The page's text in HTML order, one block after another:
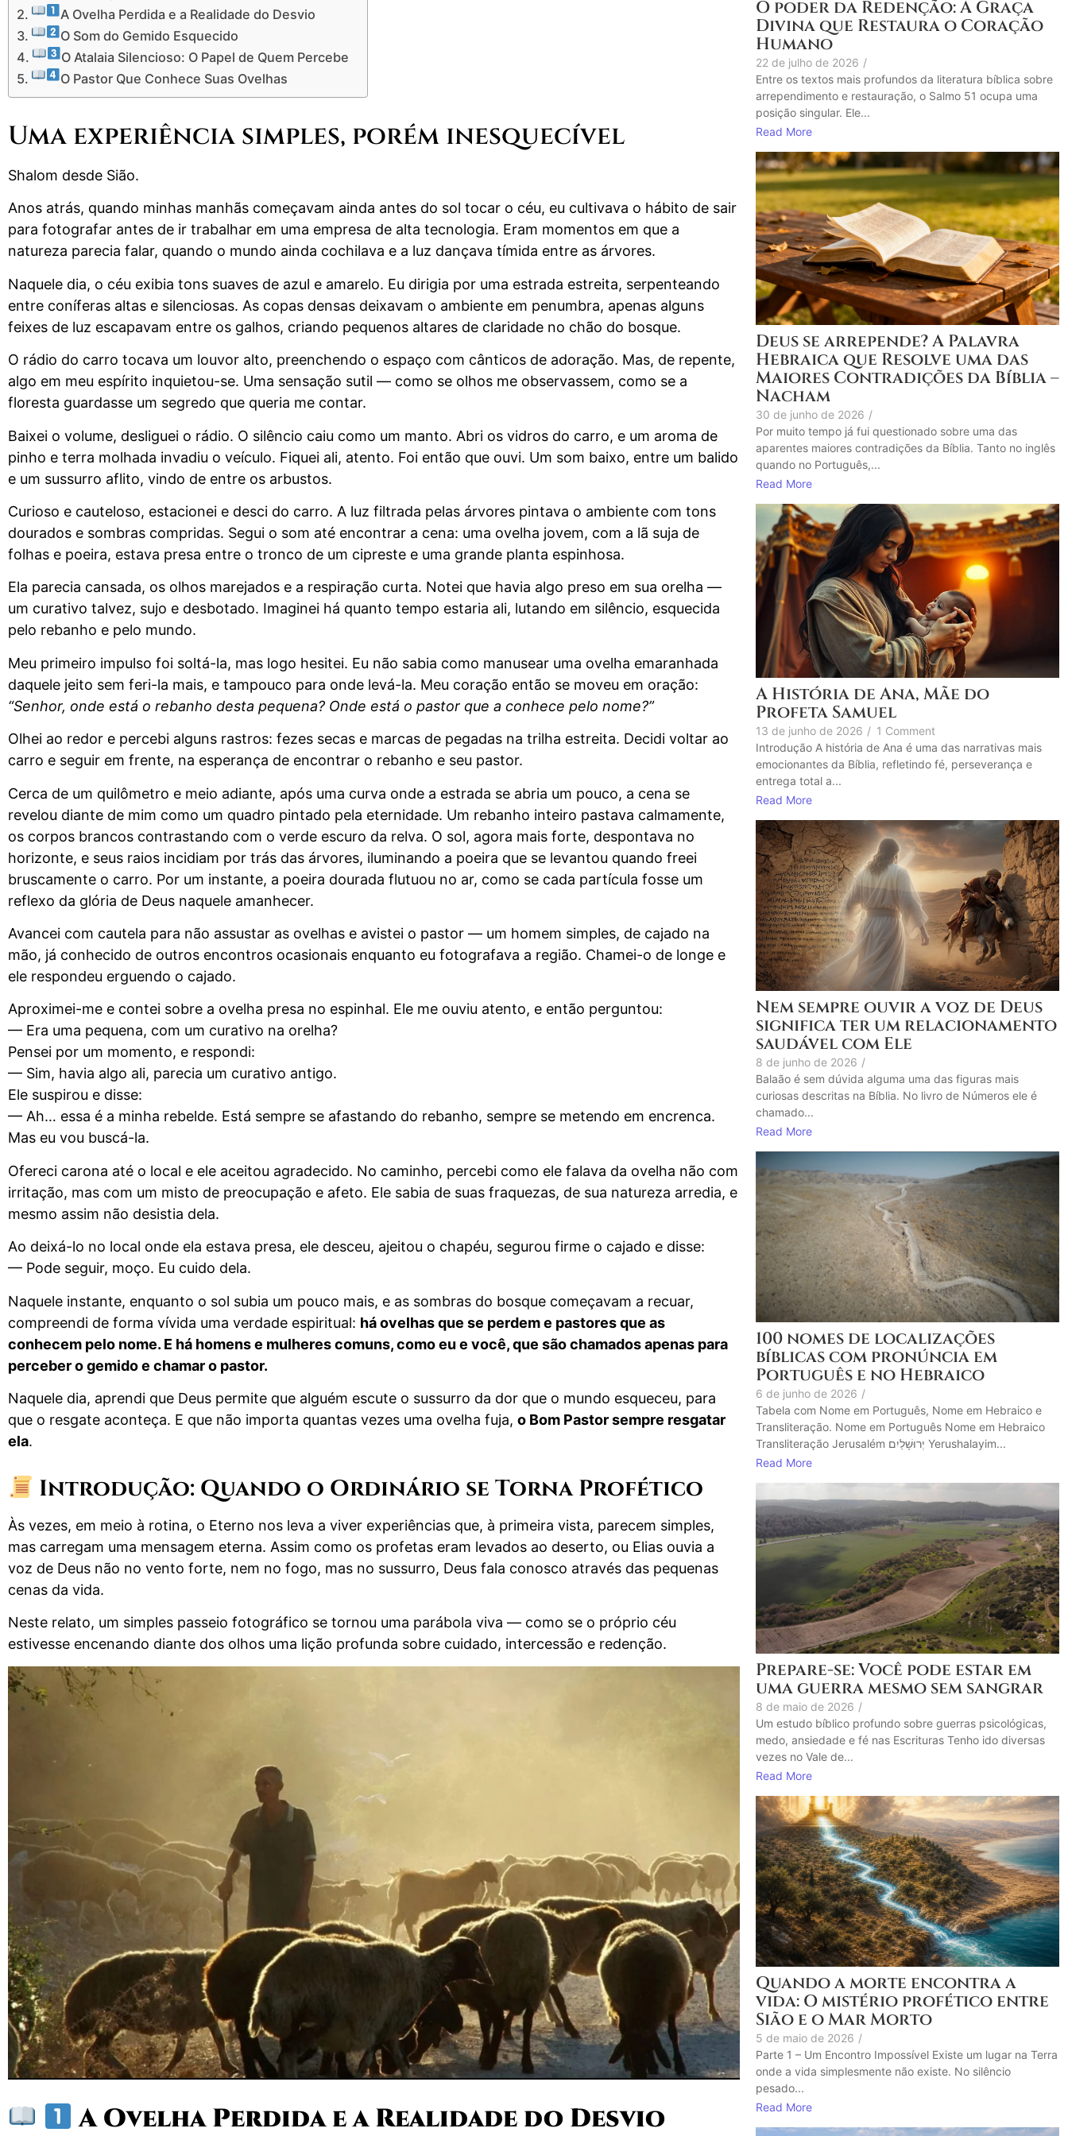
A Ovelha Perdida e a Realidade do Desvio
O Som do Gemido Esquecido
O Atalaia Silencioso: O Papel de Quem Percebe
O Pastor Que Conhece Suas Ovelhas
Uma experiência simples, porém inesquecível
Shalom desde Sião.
Anos atrás, quando minhas manhãs começavam ainda antes do sol tocar o céu, eu cultivava o hábito de sair
para fotografar antes de ir trabalhar em uma empresa de alta tecnologia. Eram momentos em que a
natureza parecia falar, quando o mundo ainda cochilava e a luz dançava tímida entre as árvores.
Naquele dia, o céu exibia tons suaves de azul e amarelo. Eu dirigia por uma estrada estreita, serpenteando
entre coníferas altas e silenciosas. As copas densas deixavam o ambiente em penumbra, apenas alguns
feixes de luz escapavam entre os galhos, criando pequenos altares de claridade no chão do bosque.
O rádio do carro tocava um louvor alto, preenchendo o espaço com cânticos de adoração. Mas, de repente,
algo em meu espírito inquietou-se. Uma sensação sutil — como se olhos me observassem, como se a
floresta guardasse um segredo que queria me contar.
Baixei o volume, desliguei o rádio. O silêncio caiu como um manto. Abri os vidros do carro, e um aroma de
pinho e terra molhada invadiu o veículo. Fiquei ali, atento. Foi então que ouvi. Um som baixo, entre um balido
e um sussurro aflito, vindo de entre os arbustos.
Curioso e cauteloso, estacionei e desci do carro. A luz filtrada pelas árvores pintava o ambiente com tons
dourados e sombras compridas. Segui o som até encontrar a cena: uma ovelha jovem, com a lã suja de
folhas e poeira, estava presa entre o tronco de um cipreste e uma grande planta espinhosa.
Ela parecia cansada, os olhos marejados e a respiração curta. Notei que havia algo preso em sua orelha —
um curativo talvez, sujo e desbotado. Imaginei há quanto tempo estaria ali, lutando em silêncio, esquecida
pelo rebanho e pelo mundo.
Meu primeiro impulso foi soltá-la, mas logo hesitei. Eu não sabia como manusear uma ovelha emaranhada
daquele jeito sem feri-la mais, e tampouco para onde levá-la. Meu coração então se moveu em oração:
“Senhor, onde está o rebanho desta pequena? Onde está o pastor que a conhece pelo nome?”
Olhei ao redor e percebi alguns rastros: fezes secas e marcas de pegadas na trilha estreita. Decidi voltar ao
carro e seguir em frente, na esperança de encontrar o rebanho e seu pastor.
Cerca de um quilômetro e meio adiante, após uma curva onde a estrada se abria um pouco, a cena se
revelou diante de mim como um quadro pintado pela eternidade. Um rebanho inteiro pastava calmamente,
os corpos brancos contrastando com o verde escuro da relva. O sol, agora mais forte, despontava no
horizonte, e seus raios incidiam por trás das árvores, iluminando a poeira que se levantou quando freei
bruscamente o carro. Por um instante, a poeira dourada flutuou no ar, como se cada partícula fosse um
reflexo da glória de Deus naquele amanhecer.
Avancei com cautela para não assustar as ovelhas e avistei o pastor — um homem simples, de cajado na
mão, já conhecido de outros encontros ocasionais enquanto eu fotografava a região. Chamei-o de longe e
ele respondeu erguendo o cajado.
Aproximei-me e contei sobre a ovelha presa no espinhal. Ele me ouviu atento, e então perguntou:
— Era uma pequena, com um curativo na orelha?
Pensei por um momento, e respondi:
— Sim, havia algo ali, parecia um curativo antigo.
Ele suspirou e disse:
— Ah… essa é a minha rebelde. Está sempre se afastando do rebanho, sempre se metendo em encrenca.
Mas eu vou buscá-la.
Ofereci carona até o local e ele aceitou agradecido. No caminho, percebi como ele falava da ovelha não com
irritação, mas com um misto de preocupação e afeto. Ele sabia de suas fraquezas, de sua natureza arredia, e
mesmo assim não desistia dela.
Ao deixá-lo no local onde ela estava presa, ele desceu, ajeitou o chapéu, segurou firme o cajado e disse:
— Pode seguir, moço. Eu cuido dela.
Naquele instante, enquanto o sol subia um pouco mais, e as sombras do bosque começavam a recuar,
compreendi de forma vívida uma verdade espiritual: há ovelhas que se perdem e pastores que as
conhecem pelo nome. E há homens e mulheres comuns, como eu e você, que são chamados apenas para
perceber o gemido e chamar o pastor.
Naquele dia, aprendi que Deus permite que alguém escute o sussurro da dor que o mundo esqueceu, para
que o resgate aconteça. E que não importa quantas vezes uma ovelha fuja, o Bom Pastor sempre resgatar
ela.
Introdução: Quando o Ordinário se Torna Profético
Às vezes, em meio à rotina, o Eterno nos leva a viver experiências que, à primeira vista, parecem simples,
mas carregam uma mensagem eterna. Assim como os profetas eram levados ao deserto, ou Elias ouvia a
voz de Deus não no vento forte, nem no fogo, mas no sussurro, Deus fala conosco através das pequenas
cenas da vida.
Neste relato, um simples passeio fotográfico se tornou uma parábola viva — como se o próprio céu
estivesse encenando diante dos olhos uma lição profunda sobre cuidado, intercessão e redenção.
A Ovelha Perdida e a Realidade do Desvio
O poder da Redenção: A Graça
Divina que Restaura o Coração
Humano
22 de julho de 2026 /
Entre os textos mais profundos da literatura bíblica sobre
arrependimento e restauração, o Salmo 51 ocupa uma
posição singular. Ele...
Read More
Deus se arrepende? A Palavra
Hebraica que Resolve uma das
Maiores Contradições da Bíblia –
Nacham
30 de junho de 2026 /
Por muito tempo já fui questionado sobre uma das
aparentes maiores contradições da Bíblia. Tanto no inglês
quando no Português,...
Read More
A História de Ana, Mãe do
Profeta Samuel
13 de junho de 2026 / 1 Comment
Introdução A história de Ana é uma das narrativas mais
emocionantes da Bíblia, refletindo fé, perseverança e
entrega total a...
Read More
Nem sempre ouvir a voz de Deus
significa ter um relacionamento
saudável com Ele
8 de junho de 2026 /
Balaão é sem dúvida alguma uma das figuras mais
curiosas descritas na Bíblia. No livro de Números ele é
chamado...
Read More
100 nomes de localizações
bíblicas com pronúncia em
Português e no Hebraico
6 de junho de 2026 /
Tabela com Nome em Português, Nome em Hebraico e
Transliteração. Nome em Português Nome em Hebraico
Transliteração Jerusalém יְרוּשָׁלַיִם Yerushalayim...
Read More
Prepare-se: Você pode estar em
uma guerra mesmo sem sangrar
8 de maio de 2026 /
Um estudo bíblico profundo sobre guerras psicológicas,
medo, ansiedade e fé nas Escrituras Tenho ido diversas
vezes no Vale de...
Read More
Quando a morte encontra a
vida: O mistério profético entre
Sião e o Mar Morto
5 de maio de 2026 /
Parte 1 – Um Encontro Impossível Existe um lugar na Terra
onde a vida simplesmente não existe. No silêncio
pesado...
Read More